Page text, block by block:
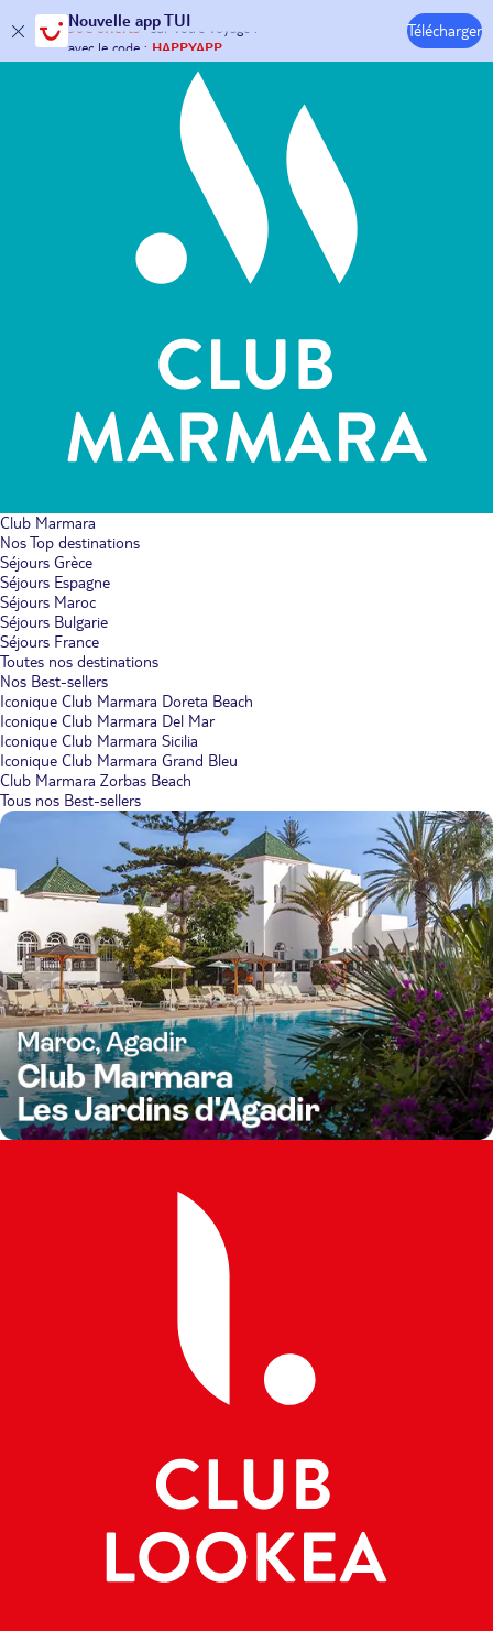
Nouvelle app TUI
30€ offerts* sur votrevoyage !
avec le code :HAPPYAPP
Télécharger
Hôtels & Clubs
Club Marmara
Nos Top destinations
Séjours Grèce
Séjours Espagne
Séjours Maroc
Séjours Bulgarie
Séjours France
Toutes nos destinations
Nos Best-sellers
Iconique Club Marmara Doreta Beach
Iconique Club Marmara Del Mar
Iconique Club Marmara Sicilia
Iconique Club Marmara Grand Bleu
Club Marmara Zorbas Beach
Tous nos Best-sellers